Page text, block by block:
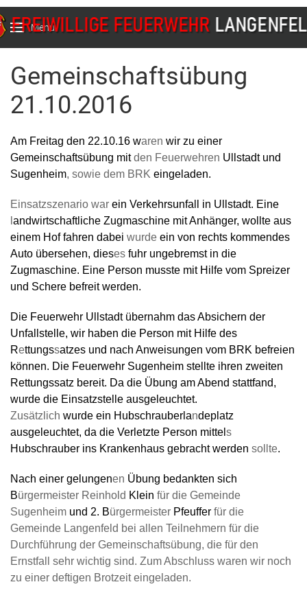
Menu
Gemeinschaftsübung
21.10.2016
Am Freitag den 22.10.16 waren wir zu einer
Gemeinschaftsübung mitden Feuerwehren Ullstadt und
Sugenheim, sowie dem BRK eingeladen.
Einsatzszenario war ein Verkehrsunfall in Ullstadt. Eine
andwirtschaftliche Zugmaschine mit Anhänger, wollte aus
einem Hof fahren dabei wurde ein von rechts kommendes
Auto übersehen, dieses fuhr ungebremst in die
Zugmaschine. Eine Person musste mit Hilfe vom Spreizer
und Schere befreit werden.
Die Feuerwehr Ullstadt übernahm das Absichern der
Unfallstelle, wir haben die Person mit Hilfe des
Rettungssatzes und nach Anweisungen vom BRK befreien
können. Die Feuerwehr Sugenheim stellte ihren zweiten
Rettungssatz bereit. Da die Übung am Abend stattfand,
wurde die Einsatzstelle ausgeleuchtet.
Zusätzlich wurde ein Hubschrauberlandeplatz
ausgeleuchtet, da die Verletzte Person mittel s
Hubschrauber ins Krankenhaus gebracht werden sollte.
Nach einer gelungenen Übung bedankten sich
Bürgermeister Reinhold Klein für die Gemeinde
Sugenheim und 2. Bürgermeister Pfeuffer für die
Gemeinde Langenfeld bei allen Teilnehmern für die
Durchführung der Gemeinschaftsübung, die für den
Ernstfall sehr wichtig sind. Zum Abschluss waren wir noch
zu einer deftigen Brotzeit eingeladen.